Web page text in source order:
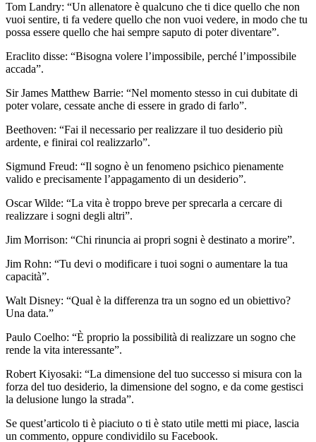
Tom Landry: “Un allenatore è qualcuno che ti dice quello che non
vuoi sentire, ti fa vedere quello che non vuoi vedere, in modo che tu
possa essere quello che hai sempre saputo di poter diventare”.
Eraclito disse: “Bisogna volere l’impossibile, perché l’impossibile
accada”.
Sir James Matthew Barrie: “Nel momento stesso in cui dubitate di
poter volare, cessate anche di essere in grado di farlo”.
Beethoven: “Fai il necessario per realizzare il tuo desiderio più
ardente, e finirai col realizzarlo”.
Sigmund Freud: “Il sogno è un fenomeno psichico pienamente
valido e precisamente l’appagamento di un desiderio”.
Oscar Wilde: “La vita è troppo breve per sprecarla a cercare di
realizzare i sogni degli altri”.
Jim Morrison: “Chi rinuncia ai propri sogni è destinato a morire”.
Jim Rohn: “Tu devi o modificare i tuoi sogni o aumentare la tua
capacità”.
Walt Disney: “Qual è la differenza tra un sogno ed un obiettivo?
Una data.”
Paulo Coelho: “È proprio la possibilità di realizzare un sogno che
rende la vita interessante”.
Robert Kiyosaki: “La dimensione del tuo successo si misura con la
forza del tuo desiderio, la dimensione del sogno, e da come gestisci
la delusione lungo la strada”.
Se quest’articolo ti è piaciuto o ti è stato utile metti mi piace, lascia
un commento, oppure condividilo su Facebook.